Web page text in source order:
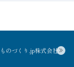
のづくり.jp株式会社